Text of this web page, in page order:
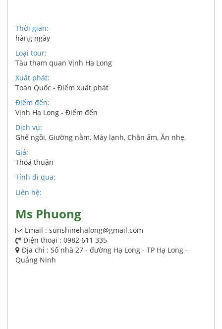
Thời gian:
hàng ngày
Loại tour:
Tàu tham quan Vịnh Hạ Long
Xuất phát:
Toàn Quốc - Điểm xuất phát
Điểm đến:
Vịnh Hạ Long - Điểm đến
Dịch vụ:
Ghế ngồi, Giường nằm, Máy lạnh, Chăn ấm, Ăn nhẹ,
Giá:
Thoả thuận
Tỉnh đi qua:
Liên hệ:
Ms Phuong
Email : sunshinehalong@gmail.com
Điện thoại : 0982 611 335
Địa chỉ : Số nhà 27 - đường Hạ Long - TP Hạ Long -
Quảng Ninh